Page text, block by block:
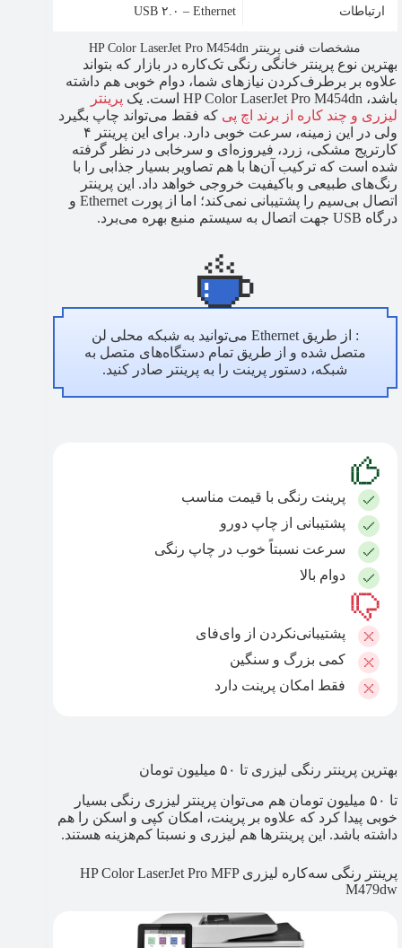
ارتباطات
USB ۲.۰ – Ethernet
مشخصات فنی پرینتر HP Color LaserJet Pro M454dn
بهترین نوع پرینتر خانگی رنگی تک‌کاره در بازار که بتواند
علاوه بر برطرف‌کردن نیازهای شما، دوام خوبی هم داشته
باشد، HP Color LaserJet Pro M454dn است. یک
پرینتر
لیزری و چند کاره از برند اچ پی که فقط می‌تواند چاپ بگیرد
ولی در این زمینه، سرعت خوبی دارد. برای این پرینتر ۴
کارتریج مشکی، زرد، فیروزه‌ای و سرخابی در نظر گرفته
شده است که ترکیب آن‌ها با هم تصاویر بسیار جذابی را با
رنگ‌های طبیعی و باکیفیت خروجی خواهد داد. این پرینتر
اتصال بی‌سیم را پشتیبانی نمی‌کند؛ اما از پورت Ethernet و
درگاه USB جهت اتصال به سیستم منبع بهره می‌برد.
: از طریق Ethernet می‌توانید به شبکه محلی لن
متصل شده و از طریق تمام دستگاه‌های متصل به
شبکه، دستور پرینت را به پرینتر صادر کنید.
پرینت رنگی با قیمت مناسب
پشتیبانی از چاپ دورو
سرعت نسبتاً خوب در چاپ رنگی
دوام بالا
پشتیبانی‌نکردن از وای‌فای
کمی بزرگ و سنگین
فقط امکان پرینت دارد
بهترین پرینتر رنگی لیزری تا ۵۰ میلیون تومان
تا ۵۰ میلیون تومان هم می‌توان پرینتر لیزری رنگی بسیار
خوبی پیدا کرد که علاوه بر پرینت، امکان کپی و اسکن را هم
داشته باشد. این پرینترها هم لیزری و نسبتا کم‌هزینه هستند.
پرینتر رنگی سه‌کاره لیزری HP Color LaserJet Pro MFP
M479dw